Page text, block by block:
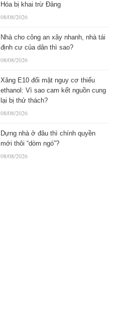
Hóa bị khai trừ Đảng
08/08/2026
Nhà cho công an xây nhanh, nhà tái
định cư của dân thì sao?
08/08/2026
Xăng E10 đối mặt nguy cơ thiếu
ethanol: Vì sao cam kết nguồn cung
lại bị thử thách?
08/08/2026
Dựng nhà ở đâu thì chính quyền
mới thôi “dòm ngó”?
08/08/2026